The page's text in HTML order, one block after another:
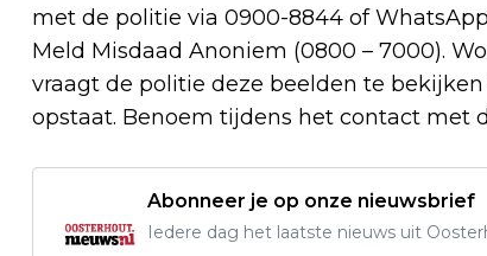
met de politie via 0900-8844 of
Meld Misdaad Anoniem (0800 – 7000).
vraagt de politie deze beelden te
opstaat. Benoem tijdens het contact met
Abonneer je op onze nieuwsbrief
Iedere dag het laatste nieuws uit